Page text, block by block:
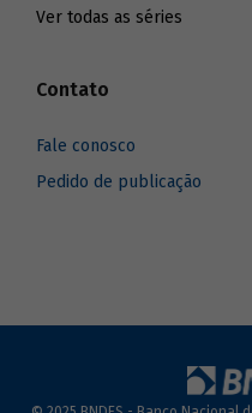
Ver todas as séries
Contato
Fale conosco
Pedido de publicação